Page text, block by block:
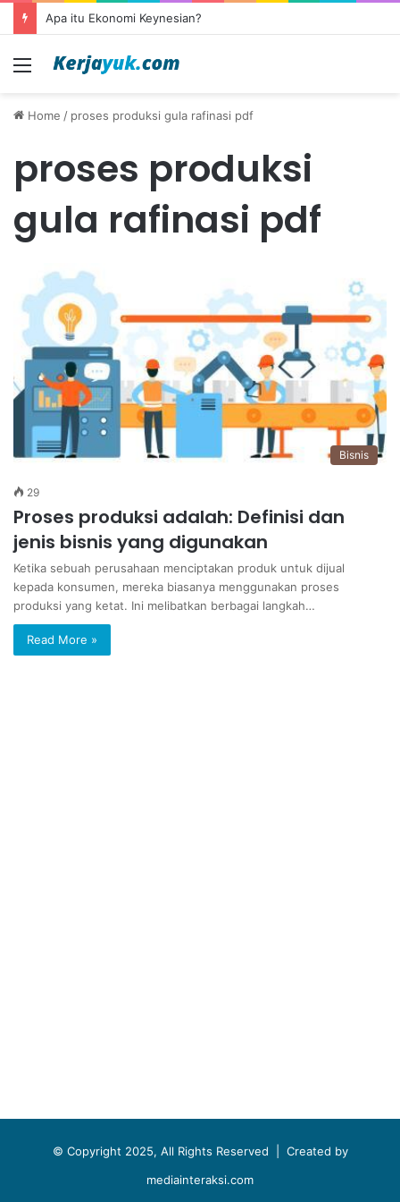
Apa itu Ekonomi Keynesian?
Menu
Home / proses produksi gula rafinasi pdf
proses produksi
gula rafinasi pdf
Bisnis
29
Proses produksi adalah: Definisi dan
jenis bisnis yang digunakan
Ketika sebuah perusahaan menciptakan produk untuk dijual
kepada konsumen, mereka biasanya menggunakan proses
produksi yang ketat. Ini melibatkan berbagai langkah…
Read More »
© Copyright 2025, All Rights Reserved | Created by
mediainteraksi.com